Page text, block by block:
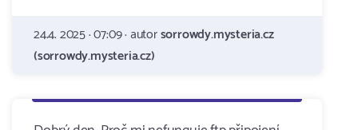
24.4. 2025 · 07:09 · autorsorrowdy.mysteria.cz
(sorrowdy.mysteria.cz)